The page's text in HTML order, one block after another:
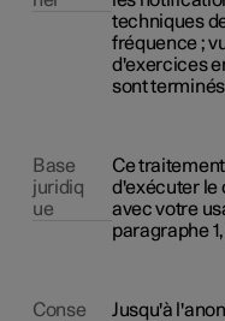
techniques
fréquence ;
d'exercices
sont
Base
juridiq
ue
Ce
d'exécuter le
avec votre
paragraphe
Conse
Jusqu'à